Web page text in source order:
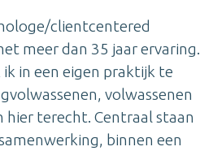
clientcentered
meer dan 35 jaar ervaring.
in een eigen praktijk te
volwassenen
hier terecht. Centraal staan
binnen een